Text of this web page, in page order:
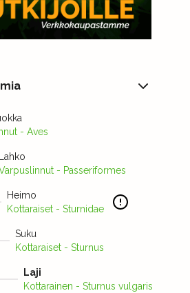
- Aves
Lahko
- Passeriformes
Heimo
Kottaraiset - Sturnidae
Suku
Kottaraiset - Sturnus
Laji
Kottarainen - Sturnus vulgaris